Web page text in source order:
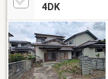
4DK